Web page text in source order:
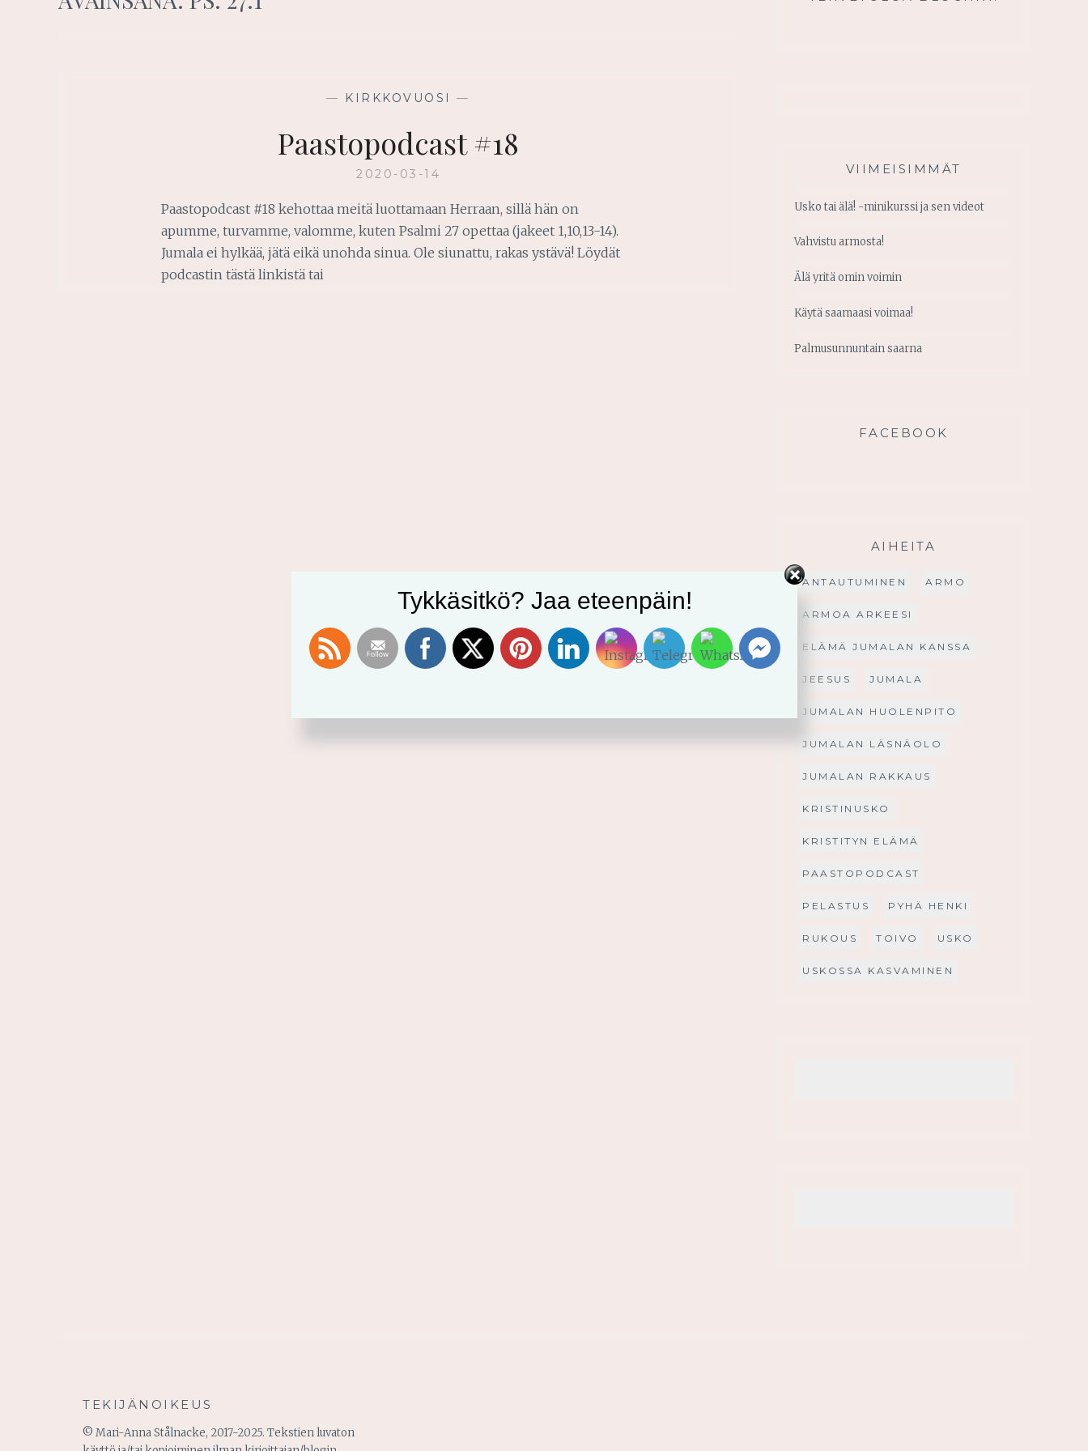
— KIRKKOVUOSI —
Paastopodcast #18
2020-03-14
Paastopodcast #18 kehottaa meitä luottamaan Herraan, sillä hän on
apumme, turvamme, valomme, kuten Psalmi 27 opettaa (jakeet 1,10,13-14).
Jumala ei hylkää, jätä eikä unohda sinua. Ole siunattu, rakas ystävä! Löydät
podcastin tästä linkistä tai
VIIMEISIMMÄT
Usko tai älä! -minikurssi ja sen videot
Vahvistu armosta!
Älä yritä omin voimin
Käytä saamaasi voimaa!
Palmusunnuntain saarna
FACEBOOK
AIHEITA
ANTAUTUMINEN ARMO
ARMOA ARKEESI
ELÄMÄ JUMALAN KANSSA
JEESUS JUMALA
JUMALAN HUOLENPITO
JUMALAN LÄSNÄOLO
JUMALAN RAKKAUS
KRISTINUSKO
KRISTITYN ELÄMÄ
PAASTOPODCAST
PELASTUS PYHÄ HENKI
RUKOUS TOIVO USKO
USKOSSA KASVAMINEN
TEKIJÄNOIKEUS
© Mari-Anna Stålnacke, 2017-2025. Tekstien luvaton
Tykkäsitkö? Jaa eteenpäin!